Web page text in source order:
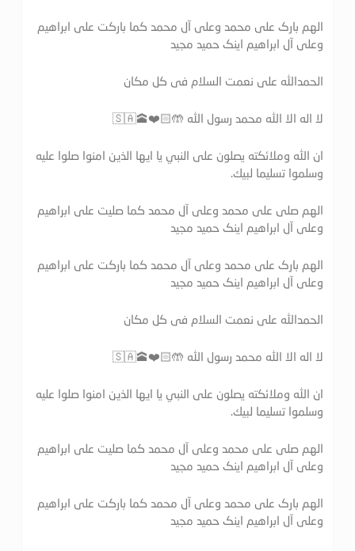
الهم بارک علی محمد وعلی آل محمد کما بارکت علی ابراهیم
وعلی آل ابراهیم اینک حمید مجید
الحمدالله علی نعمت السلام فی کل مکان
لا اله الا الله محمد رسول الله 🤲🏻❤️🕋🇸🇦
ان الله وملائكته يصلون على النبي يا ايها الذين امنوا صلوا عليه
وسلموا تسليما لبيك.
الهم صلی علی محمد وعلی آل محمد کما صلیت علی ابراهیم
وعلی آل ابراهیم اینک حمید مجید
الهم بارک علی محمد وعلی آل محمد کما بارکت علی ابراهیم
وعلی آل ابراهیم اینک حمید مجید
الحمدالله علی نعمت السلام فی کل مکان
لا اله الا الله محمد رسول الله 🤲🏻❤️🕋🇸🇦
ان الله وملائكته يصلون على النبي يا ايها الذين امنوا صلوا عليه
وسلموا تسليما لبيك.
الهم صلی علی محمد وعلی آل محمد کما صلیت علی ابراهیم
وعلی آل ابراهیم اینک حمید مجید
الهم بارک علی محمد وعلی آل محمد کما بارکت علی ابراهیم
وعلی آل ابراهیم اینک حمید مجید